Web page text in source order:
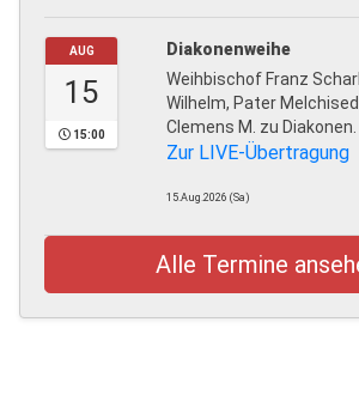
AUG
15
15:00
Diakonenweihe
Weihbischof Franz
Wilhelm, Pater
Clemens M. zu Diakonen.
Zur LIVE-Übertragung
15.Aug.2026 (Sa)
Alle Termine